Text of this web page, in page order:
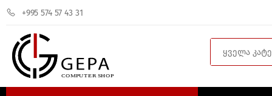
+995 574 57 43 31